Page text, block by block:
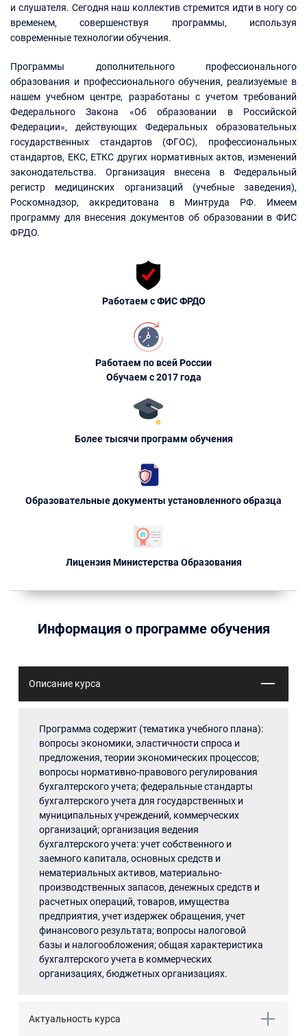
и слушателя. Сегодня наш коллектив стремится идти в ногу со
временем, совершенствуя программы, используя
современные технологии обучения.
Программы дополнительного профессионального
образования и профессионального обучения, реализуемые в
нашем учебном центре, разработаны с учетом требований
Федерального Закона «Об образовании в Российской
Федерации», действующих Федеральных образовательных
государственных стандартов (ФГОС), профессиональных
стандартов, ЕКС, ЕТКС других нормативных актов, изменений
законодательства. Организация внесена в Федеральный
регистр медицинских организаций (учебные заведения),
Роскомнадзор, аккредитована в Минтруда РФ. Имеем
программу для внесения документов об образовании в ФИС
ФРДО.
Работаем с ФИС ФРДО
Работаем по всей России
Обучаем с 2017 года
Более тысячи программ обучения
Образовательные документы установленного образца
Лицензия Министерства Образования
Информация о программе обучения
Описание курса
Программа содержит (тематика учебного плана):
вопросы экономики, эластичности спроса и
предложения, теории экономических процессов;
вопросы нормативно-правового регулирования
бухгалтерского учета; федеральные стандарты
бухгалтерского учета для государственных и
муниципальных учреждений, коммерческих
организаций; организация ведения
бухгалтерского учета: учет собственного и
заемного капитала, основных средств и
нематериальных активов, материально-
производственных запасов, денежных средств и
расчетных операций, товаров, имущества
предприятия, учет издержек обращения, учет
финансового результата; вопросы налоговой
базы и налогообложения; общая характеристика
бухгалтерского учета в коммерческих
организациях, бюджетных организациях.
Актуальность курса